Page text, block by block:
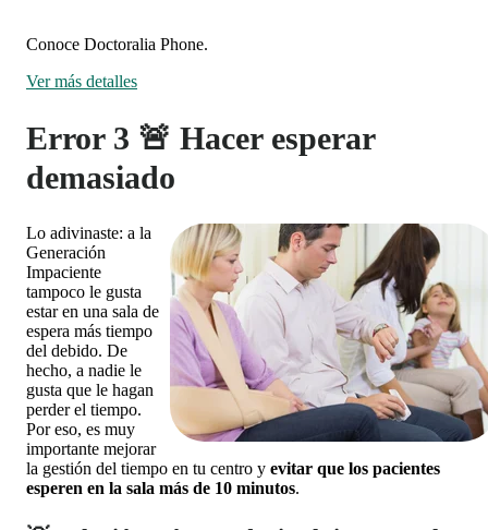
Conoce Doctoralia Phone.
Ver más detalles
Error 3 🚨 Hacer esperar
demasiado
Lo adivinaste: a la
Generación
Impaciente
tampoco le gusta
estar en una sala de
espera más tiempo
del debido. De
hecho, a nadie le
gusta que le hagan
perder el tiempo.
Por eso, es muy
importante mejorar
la gestión del tiempo en tu centro y evitar que los pacientes
esperen en la sala más de 10 minutos.